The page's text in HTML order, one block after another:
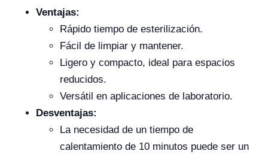
Ventajas:
Rápido tiempo de esterilización.
Fácil de limpiar y mantener.
Ligero y compacto, ideal para espacios
reducidos.
Versátil en aplicaciones de laboratorio.
Desventajas:
La necesidad de un tiempo de
calentamiento de 10 minutos puede ser un